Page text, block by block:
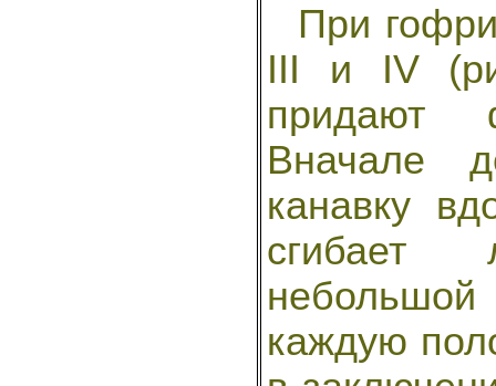
При
III и IV
придают
Вначале
канавку
сгибает
каждую